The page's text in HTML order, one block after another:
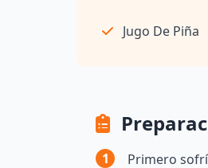
Jugo De Piña
1
Primero